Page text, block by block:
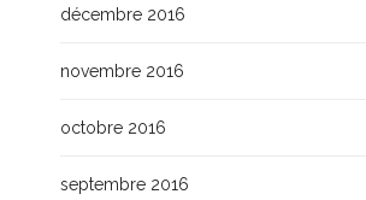
décembre 2016
novembre 2016
octobre 2016
septembre 2016